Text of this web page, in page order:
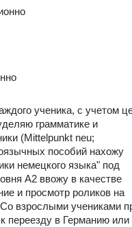
ученика, с учетом
грамматике и
(Mittelpunkt neu;
пособий нахожу
немецкого языка" под
А2 ввожу в качестве
и просмотр роликов на
взрослыми учениками
переезду в Германию или